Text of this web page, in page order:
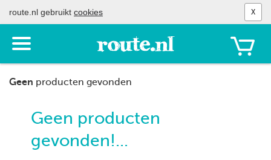
route.nl gebruikt cookies X
Toon
het
menu
Geen producten gevonden
Geen producten
gevonden!...